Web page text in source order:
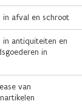
in afval en schroot
in antiquiteiten en
in
van